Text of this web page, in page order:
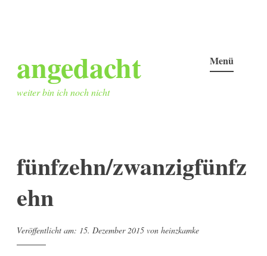
springen
angedacht
weiter bin ich noch nicht
Menü
fünfzehn/zwanzigfünfz
ehn
Veröffentlicht am: 15. Dezember 2015 von heinzkamke